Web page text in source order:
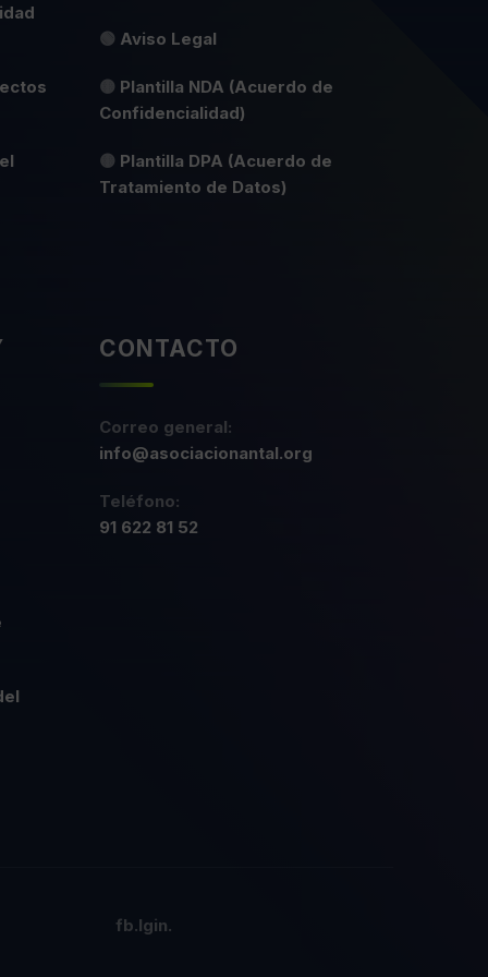
🟢 Aviso Legal
🟡 Plantilla NDA (Acuerdo de
Confidencialidad)
🟡 Plantilla DPA (Acuerdo de
Tratamiento de Datos)
CONTACTO
Correo general:
info@asociacionantal.org
Teléfono:
91 622 81 52